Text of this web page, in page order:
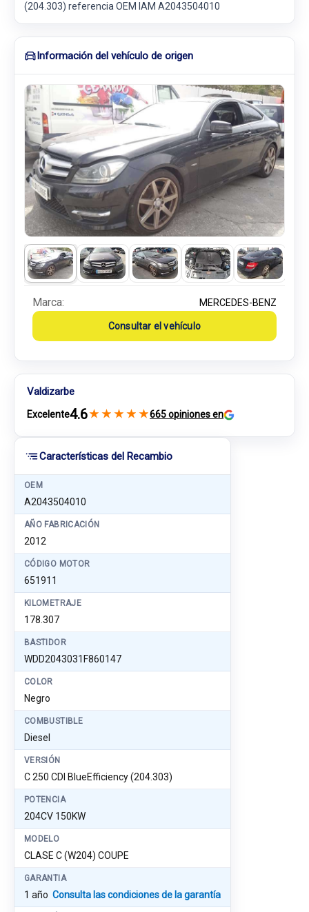
Características del Recambio
OEM
A2043504010
AÑO FABRICACIÓN
2012
CÓDIGO MOTOR
651911
KILOMETRAJE
178.307
BASTIDOR
WDD2043031F860147
COLOR
Negro
COMBUSTIBLE
Diesel
VERSIÓN
C 250 CDI BlueEfficiency (204.303)
POTENCIA
204CV 150KW
MODELO
CLASE C (W204) COUPE
GARANTIA
1 año Consulta las condiciones de la garantía
(204.303) referencia OEM IAM A2043504010
Información del vehículo de origen
Marca: MERCEDES-BENZ
Consultar el vehículo
Valdizarbe
Excelente4.6★ ★ ★ ★ ★665 opiniones en